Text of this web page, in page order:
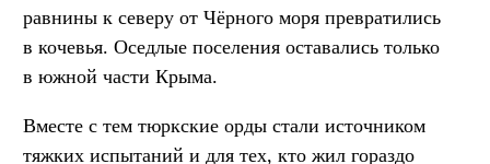
равнины к северу от Чёрного моря превратились
в кочевья. Оседлые поселения оставались только
в южной части Крыма.
Вместе с тем тюркские орды стали источником
тяжких испытаний и для тех, кто жил гораздо